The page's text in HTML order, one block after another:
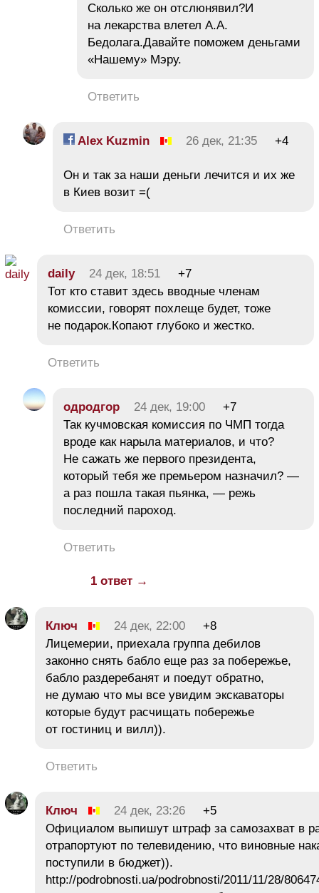
Сколько же он отслюнявил?И
на лекарства влетел А.А.
Бедолага.Давайте поможем деньгами
«Нашему» Мэру.
Ответить
Alex Kuzmin 26 дек, 21:35 +4
Он и так за наши деньги лечится и их же
в Киев возит =(
Ответить
daily 24 дек, 18:51
+7
Тот кто ставит здесь вводные членам
комиссии, говорят похлеще будет, тоже
не подарок.Копают глубоко и жестко.
Ответить
одродгор 24 дек, 19:00
+7
Так кучмовская комиссия по ЧМП тогда
вроде как нарыла материалов, и что?
Не сажать же первого президента,
который тебя же премьером назначил? —
а раз пошла такая пьянка, — режь
последний пароход.
Ответить
1 ответ →
Ключ 24 дек, 22:00
+8
Лицемерии, приехала группа дебилов
законно снять бабло еще раз за побережье,
бабло раздеребанят и поедут обратно,
не думаю что мы все увидим экскаваторы
которые будут расчищать побережье
от гостиниц и вилл)).
Ответить
Ключ 24 дек, 23:26
+5
Официалом выпишут штраф за самозахват в
отрапортуют по телевидению, что виновные
поступили в бюджет)).
http://podrobnosti.ua/podrobnosti/2011/11/28/